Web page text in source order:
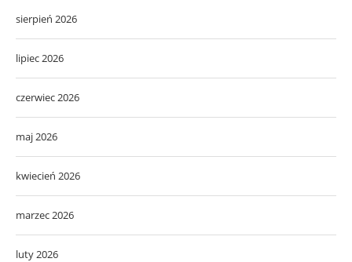
sierpień 2026
lipiec 2026
czerwiec 2026
maj 2026
kwiecień 2026
marzec 2026
luty 2026